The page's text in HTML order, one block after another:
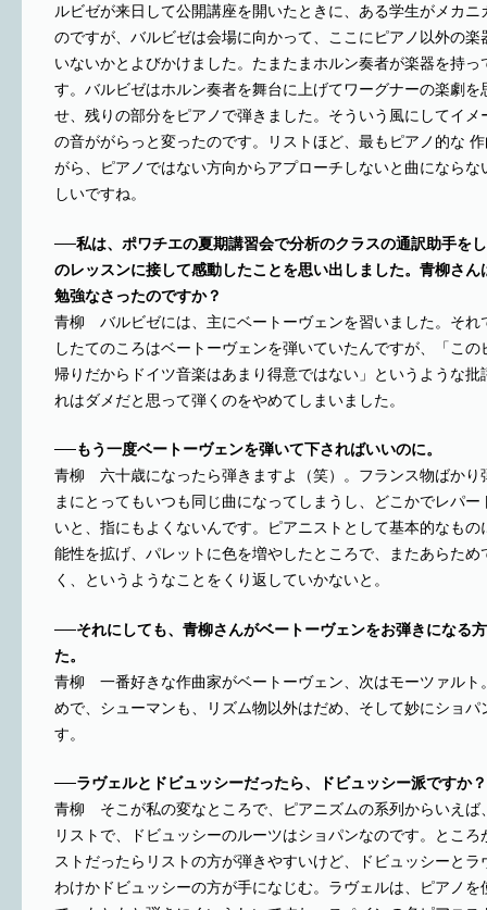
ルビゼが来日して公開講座を開いたときに、ある学生がメカ
のですが、バルビゼは会場に向かって、ここにピアノ以外の楽
いないかとよびかけました。たまたまホルン奏者が楽器を持っ
す。バルビゼはホルン奏者を舞台に上げてワーグナーの楽劇を
せ、残りの部分をピアノで弾きました。そういう風にしてイメ
の音ががらっと変ったのです。リストほど、最もピアノ的な
がら、ピアノではない方向からアプローチしないと曲にならな
しいですね。
──私は、ポワチエの夏期講習会で分析のクラスの通訳助手を
のレッスンに接して感動したことを思い出しました。青柳さん
勉強なさったのですか？
青柳 バルビゼには、主にベートーヴェンを習いました。それ
したてのころはベートーヴェンを弾いていたんですが、「こ
帰りだからドイツ音楽はあまり得意ではない」というような批
れはダメだと思って弾くのをやめてしまいました。
──もう一度ベートーヴェンを弾いて下さればいいのに。
青柳 六十歳になったら弾きますよ（笑）。フランス物ばかり
まにとってもいつも同じ曲になってしまうし、どこかでレパ
いと、指にもよくないんです。ピアニストとして基本的なもの
能性を拡げ、パレットに色を増やしたところで、またあらため
く、というようなことをくり返していかないと。
──それにしても、青柳さんがベートーヴェンをお弾きになる
た。
青柳 一番好きな作曲家がベートーヴェン、次はモーツァルト
めで、シューマンも、リズム物以外はだめ、そして妙にショパ
す。
──ラヴェルとドビュッシーだったら、ドビュッシー派ですか？
青柳 そこが私の変なところで、ピアニズムの系列からいえば
リストで、ドビュッシーのルーツはショパンなのです。とこ
ストだったらリストの方が弾きやすいけど、ドビュッシーとラ
わけかドビュッシーの方が手になじむ。ラヴェルは、ピアノを